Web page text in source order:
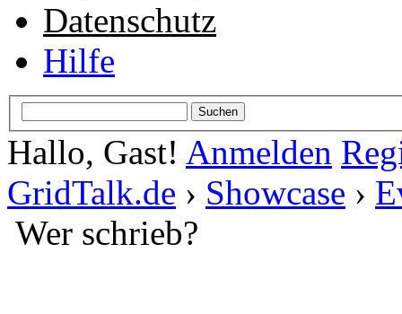
Datenschutz
Hilfe
Hallo, Gast! Anmelden
GridTalk.de › Showcase ›
Wer schrieb?